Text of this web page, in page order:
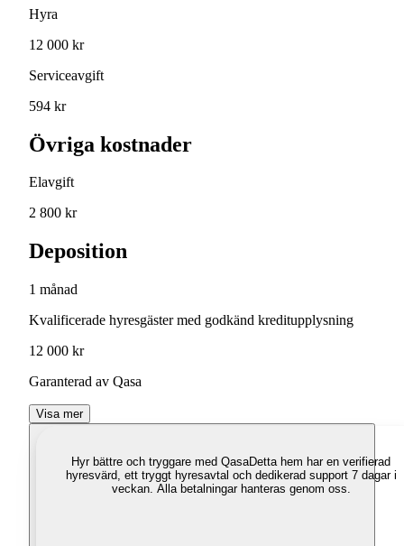
Hyra
12 000 kr
Serviceavgift
594 kr
Övriga kostnader
Elavgift
2 800 kr
Deposition
1 månad
Kvalificerade hyresgäster med godkänd kreditupplysning
12 000 kr
Garanterad av Qasa
Visa mer
Hyr bättre och tryggare med QasaDetta hem har en verifierad
hyresvärd, ett tryggt hyresavtal och dedikerad support 7 dagar i
veckan. Alla betalningar hanteras genom oss.